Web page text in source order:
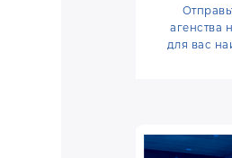
агенства
для вас